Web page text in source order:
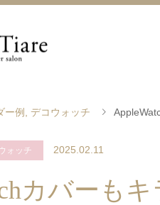
ー例 デコウォッチ
ォッチ 2025.02.11
カバーも